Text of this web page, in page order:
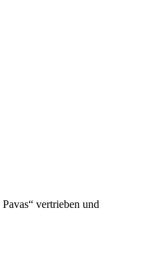
vertrieben und